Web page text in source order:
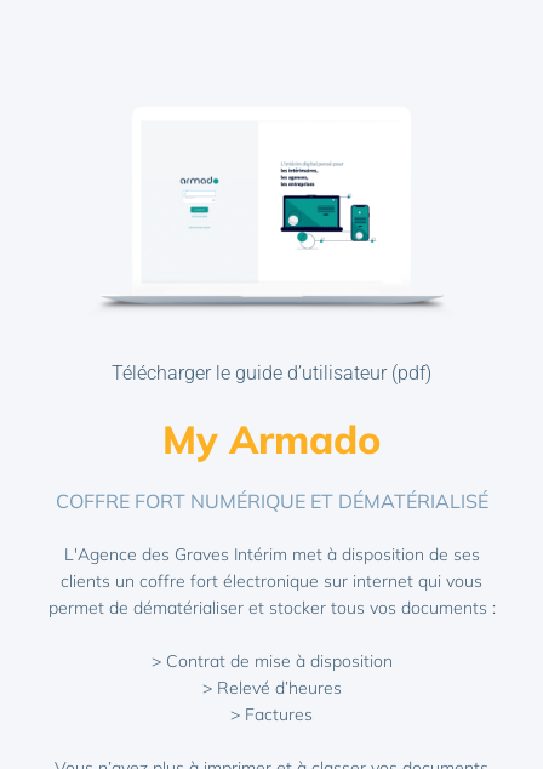
Télécharger le guide d’utilisateur (pdf)
My Armado
COFFRE FORT NUMÉRIQUE ET DÉMATÉRIALISÉ
L'Agence des Graves Intérim met à disposition de ses
clients un coffre fort électronique sur internet qui vous
permet de dématérialiser et stocker tous vos documents :
> Contrat de mise à disposition
> Relevé d’heures
> Factures